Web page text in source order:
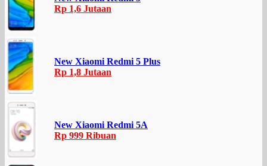
Rp 1,6 Jutaan
New Xiaomi Redmi 5 Plus
Rp 1,8 Jutaan
New Xiaomi Redmi 5A
Rp 999 Ribuan